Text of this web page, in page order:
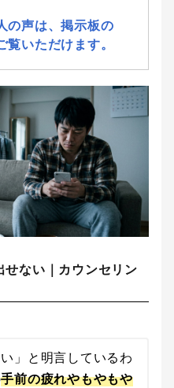
の声は、掲示板の
覧いただけます。
ない｜カウンセリン
」と明言しているわ
手前の疲れやもやもや